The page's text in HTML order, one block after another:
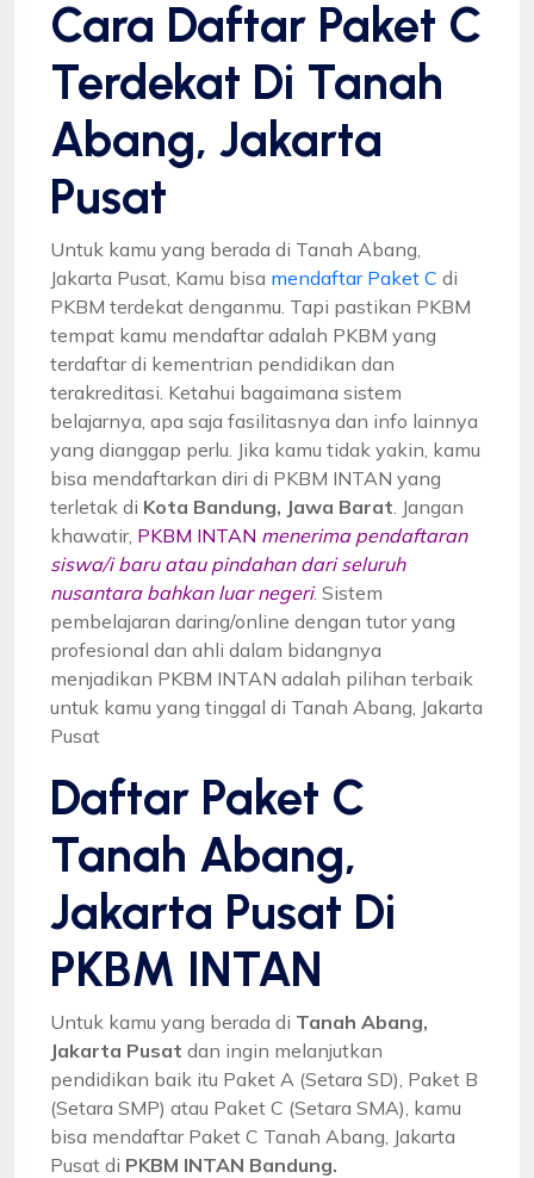
Cara Daftar Paket C
Terdekat Di Tanah
Abang, Jakarta
Pusat
Untuk kamu yang berada di Tanah Abang,
Jakarta Pusat, Kamu bisa mendaftar Paket C di
PKBM terdekat denganmu. Tapi pastikan PKBM
tempat kamu mendaftar adalah PKBM yang
terdaftar di kementrian pendidikan dan
terakreditasi. Ketahui bagaimana sistem
belajarnya, apa saja fasilitasnya dan info lainnya
yang dianggap perlu. Jika kamu tidak yakin, kamu
bisa mendaftarkan diri di PKBM INTAN yang
terletak di Kota Bandung, Jawa Barat . Jangan
khawatir, PKBM INTAN menerima pendaftaran
siswa/i baru atau pindahan dari seluruh
nusantara bahkan luar negeri. Sistem
pembelajaran daring/online dengan tutor yang
profesional dan ahli dalam bidangnya
menjadikan PKBM INTAN adalah pilihan terbaik
untuk kamu yang tinggal di Tanah Abang, Jakarta
Pusat
Daftar Paket C
Tanah Abang,
Jakarta Pusat Di
PKBM INTAN
Untuk kamu yang berada di Tanah Abang,
Jakarta Pusat dan ingin melanjutkan
pendidikan baik itu Paket A (Setara SD), Paket B
(Setara SMP) atau Paket C (Setara SMA), kamu
bisa mendaftar Paket C Tanah Abang, Jakarta
Pusat di PKBM INTAN Bandung.